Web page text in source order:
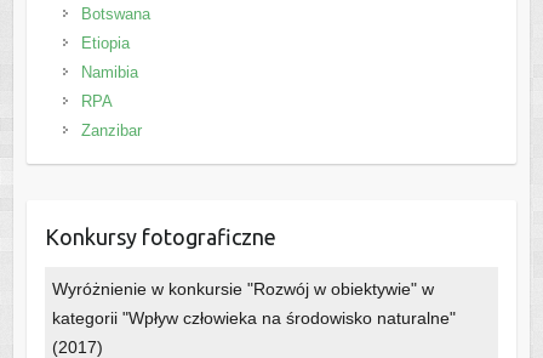
Botswana
Etiopia
Namibia
RPA
Zanzibar
Konkursy fotograficzne
Wyróżnienie w konkursie "Rozwój w obiektywie" w
kategorii "Wpływ człowieka na środowisko naturalne"
(2017)